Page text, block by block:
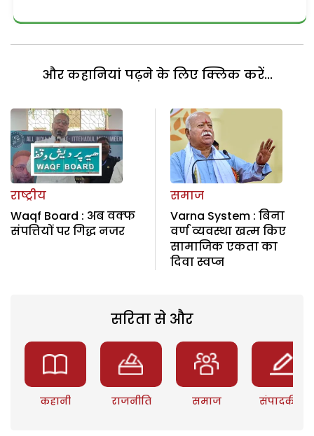
और कहानियां पढ़ने के लिए क्लिक करें...
राष्ट्रीय
Waqf Board : अब वक्फ
संपत्तियों पर गिद्ध नजर
समाज
Varna System : बिना
वर्ण व्यवस्था खत्म किए
सामाजिक एकता का
दिवा स्वप्न
सरिता से और
कहानी राजनीति समाज संपादकीय